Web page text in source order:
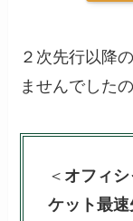
２次先行以降
ませんでした
＜ オフィ
ケット最速